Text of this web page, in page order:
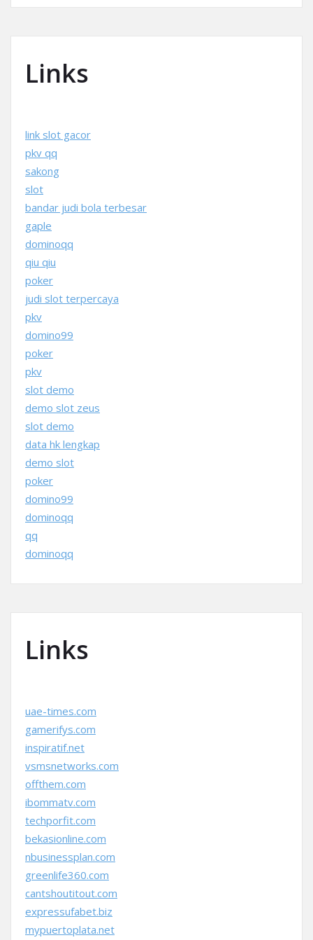
Links
link slot gacor
pkv qq
sakong
slot
bandar judi bola terbesar
gaple
dominoqq
qiu qiu
poker
judi slot terpercaya
pkv
domino99
poker
pkv
slot demo
demo slot zeus
slot demo
data hk lengkap
demo slot
poker
domino99
dominoqq
qq
dominoqq
Links
uae-times.com
gamerifys.com
inspiratif.net
vsmsnetworks.com
offthem.com
ibommatv.com
techporfit.com
bekasionline.com
nbusinessplan.com
greenlife360.com
cantshoutitout.com
expressufabet.biz
mypuertoplata.net